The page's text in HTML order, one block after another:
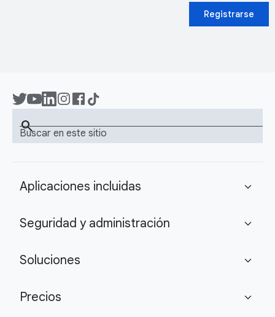
Registrarse
Buscar en este sitio
search
Aplicaciones incluidas expand_more
Seguridad y administración expand_more
Soluciones expand_more
Precios expand_more